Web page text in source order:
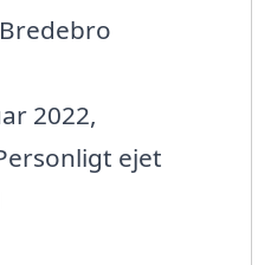
2022,
ejet